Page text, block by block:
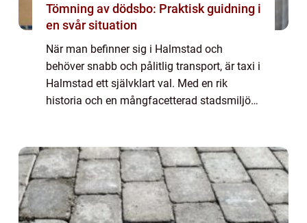
Tömning av dödsbo: Praktisk guidning i
en svår situation
När man befinner sig i Halmstad och
behöver snabb och pålitlig transport, är taxi i
Halmstad ett självklart val. Med en rik
historia och en mångfacetterad stadsmiljö